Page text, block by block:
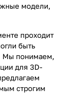
модели,
проходит
быть
Мы понимаем,
для 3D-
строгим